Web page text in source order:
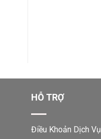
HỖ TRỢ
Điều Khoản Dịch Vụ